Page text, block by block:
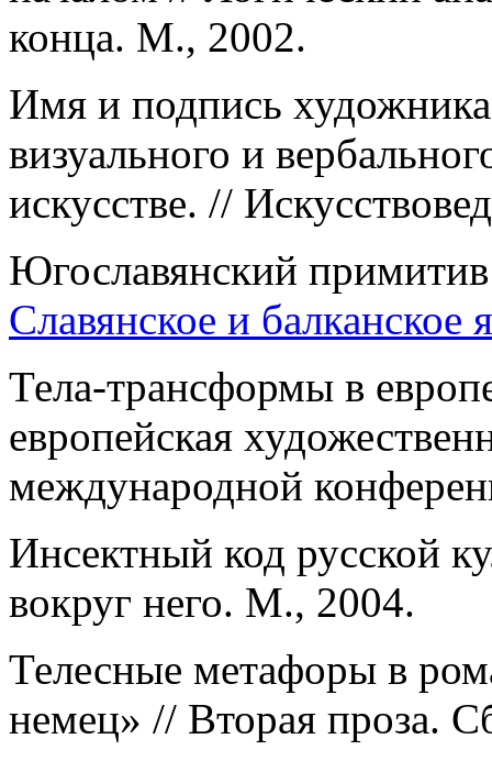
конца. М., 2002.
Имя и подпись
визуального и
искусстве. //
Югославянский
Славянское и
Тела-трансформы в
европейская
международной
Инсектный код русской
вокруг него. М., 2004.
Телесные метафоры в
немец» // Вторая проза.